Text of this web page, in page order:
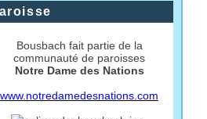
Bousbach fait partie de la
communauté de paroisses
Notre Dame des Nations
www.notredamedesnations.com